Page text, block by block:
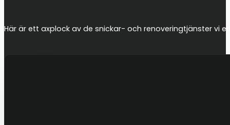
Här är ett axplock av de snickar- och renoveringtjänster vi